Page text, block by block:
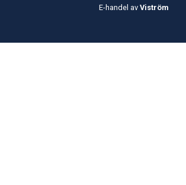
E-handel av Viström